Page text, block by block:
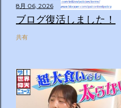
8月 06, 2026
ブログ復活しました！
共有